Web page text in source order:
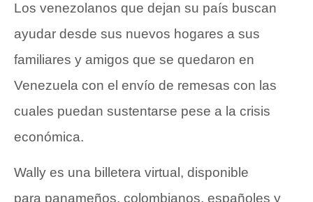
Los venezolanos que dejan su país buscan
ayudar desde sus nuevos hogares a sus
familiares y amigos que se quedaron en
Venezuela con el envío de remesas con las
cuales puedan sustentarse pese a la crisis
económica.
Wally es una billetera virtual, disponible
para panameños, colombianos, españoles y